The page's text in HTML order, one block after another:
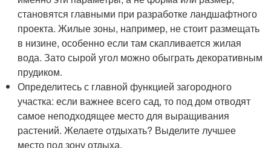
становятся главными при разработке ландшафтного
проекта. Жилые зоны, например, не стоит размещать
в низине, особенно если там скапливается жилая
вода. Зато сырой угол можно обыграть декоративным
прудиком.
Определитесь с главной функцией загородного
участка: если важнее всего сад, то под дом отводят
самое неподходящее место для выращивания
растений. Желаете отдыхать? Выделите лучшее
место под зону отдыха.